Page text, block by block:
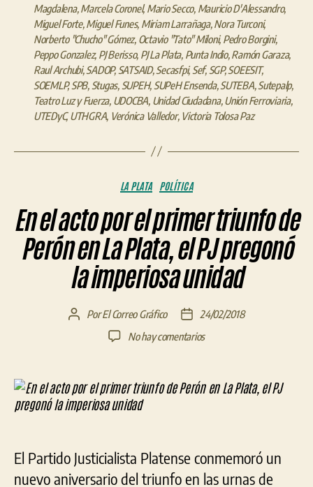
Magdalena, Marcela Coronel,Mario Secco, Mauricio D'Alessandro,
Miguel Forte, Miguel Funes, Miriam Larrañaga, Nora Turconi,
Norberto "Chucho" Gómez, Octavio "Tato" Miloni, Pedro Borgini,
Peppo Gonzalez, PJ Berisso, PJ La Plata, Punta Indio, Ramón Garaza,
Raul Archubi, SADOP, SATSAID, Secasfpi, Sef, SGP, SOEESIT,
SOEMLP, SPB, Stugas, SUPEH, SUPeH Ensenda, SUTEBA, Sutepalp,
Teatro Luz y Fuerza, UDOCBA Unidad Ciudadana, Unión Ferroviaria,
UTEDyC,UTHGRA, Verónica Valledor, Victoria Tolosa Paz
Categorías
LA PLATA POLÍTICA
En el acto por el primer triunfo de
Perón en La Plata, el PJ pregonó
la imperiosa unidad
AutorPorEl Correo Gráfico
Fecha
de
24/02/2018
No hay comentariosen
acto
por
de
Perón
El Partido Justicialista Platense conmemoró un
nuevo aniversario del triunfo en las urnas de